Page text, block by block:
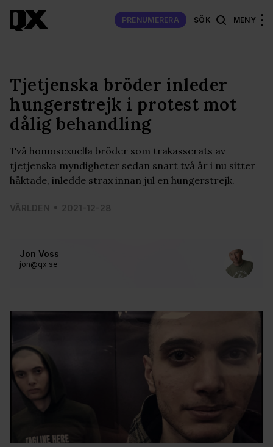
PRENUMERERA SÖK MENY
Jon Voss
jon@qx.se
Tjetjenska bröder inleder
hungerstrejk i protest mot
dålig behandling
Två homosexuella bröder som trakasserats av
tjetjenska myndigheter sedan snart två år i nu sitter
häktade, inledde strax innan jul en hungerstrejk.
VÄRLDEN 2021-12-28